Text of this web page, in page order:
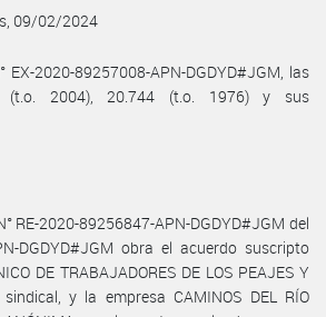
09/02/2024
EX-2020-89257008-APN-DGDYD#JGM, las
(t.o. 2004), 20.744 (t.o. 1976) y sus
RE-2020-89256847-APN-DGDYD#JGM del
DGDYD#JGM obra el acuerdo suscripto
DE TRABAJADORES DE LOS PEAJES Y
y la empresa CAMINOS DEL RÍO